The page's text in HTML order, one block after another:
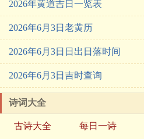
2026年黄道吉日一览表
2026年6月3日老黄历
2026年6月3日日出日落时间
2026年6月3日吉时查询
诗词大全
古诗大全 每日一诗